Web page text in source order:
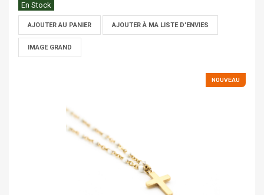
En Stock
AJOUTER AU PANIER AJOUTER À MA LISTE D'ENVIES
IMAGE GRAND
NOUVEAU